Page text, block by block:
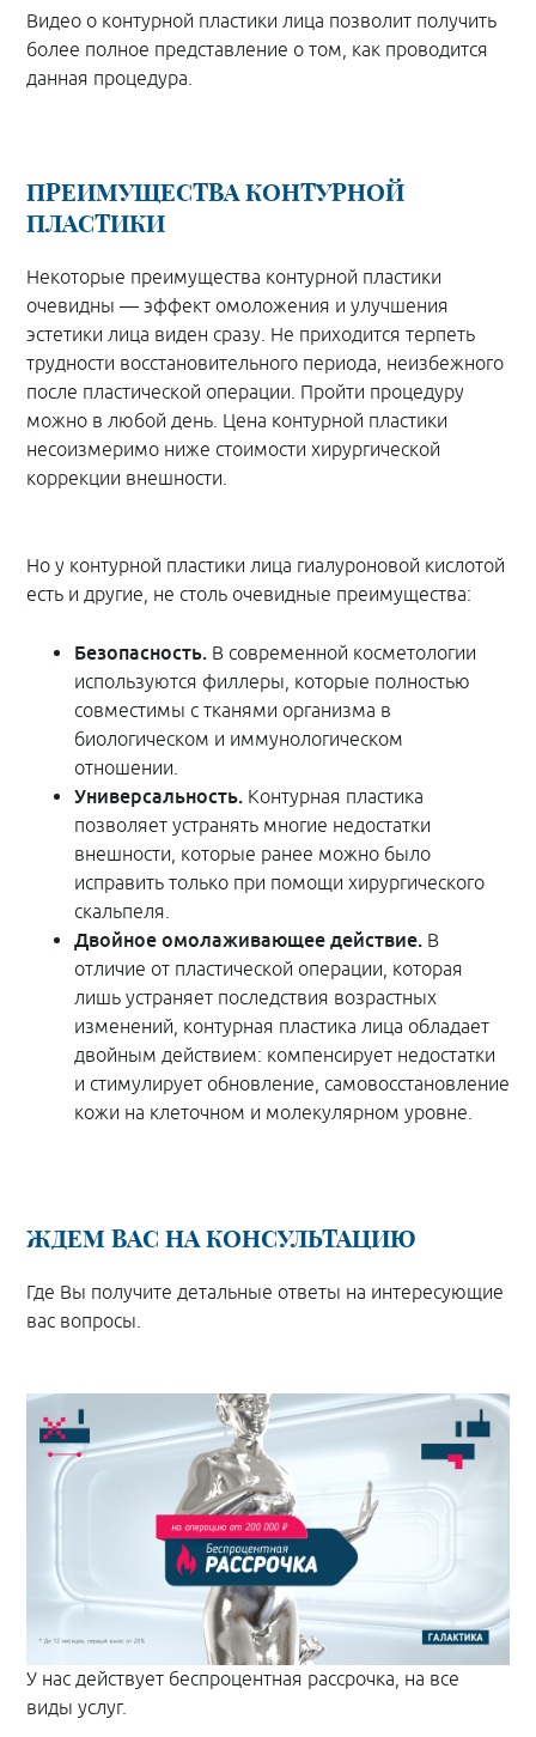
Видео о контурной пластики лица позволит получить
более полное представление о том, как проводится
данная процедура.
ПРЕИМУЩЕСТВА КОНТУРНОЙ
ПЛАСТИКИ
Некоторые преимущества контурной пластики
очевидны — эффект омоложения и улучшения
эстетики лица виден сразу. Не приходится терпеть
трудности восстановительного периода, неизбежного
после пластической операции. Пройти процедуру
можно в любой день. Цена контурной пластики
несоизмеримо ниже стоимости хирургической
коррекции внешности.
Но у контурной пластики лица гиалуроновой кислотой
есть и другие, не столь очевидные преимущества:
Безопасность. В современной косметологии
используются филлеры, которые полностью
совместимы с тканями организма в
биологическом и иммунологическом
отношении.
Универсальность. Контурная пластика
позволяет устранять многие недостатки
внешности, которые ранее можно было
исправить только при помощи хирургического
скальпеля.
Двойное омолаживающее действие. В
отличие от пластической операции, которая
лишь устраняет последствия возрастных
изменений, контурная пластика лица обладает
двойным действием: компенсирует недостатки
и стимулирует обновление, самовосстановление
кожи на клеточном и молекулярном уровне.
ЖДЕМ ВАС НА КОНСУЛЬТАЦИЮ
Где Вы получите детальные ответы на интересующие
вас вопросы.
У нас действует беспроцентная рассрочка, на все
виды услуг.